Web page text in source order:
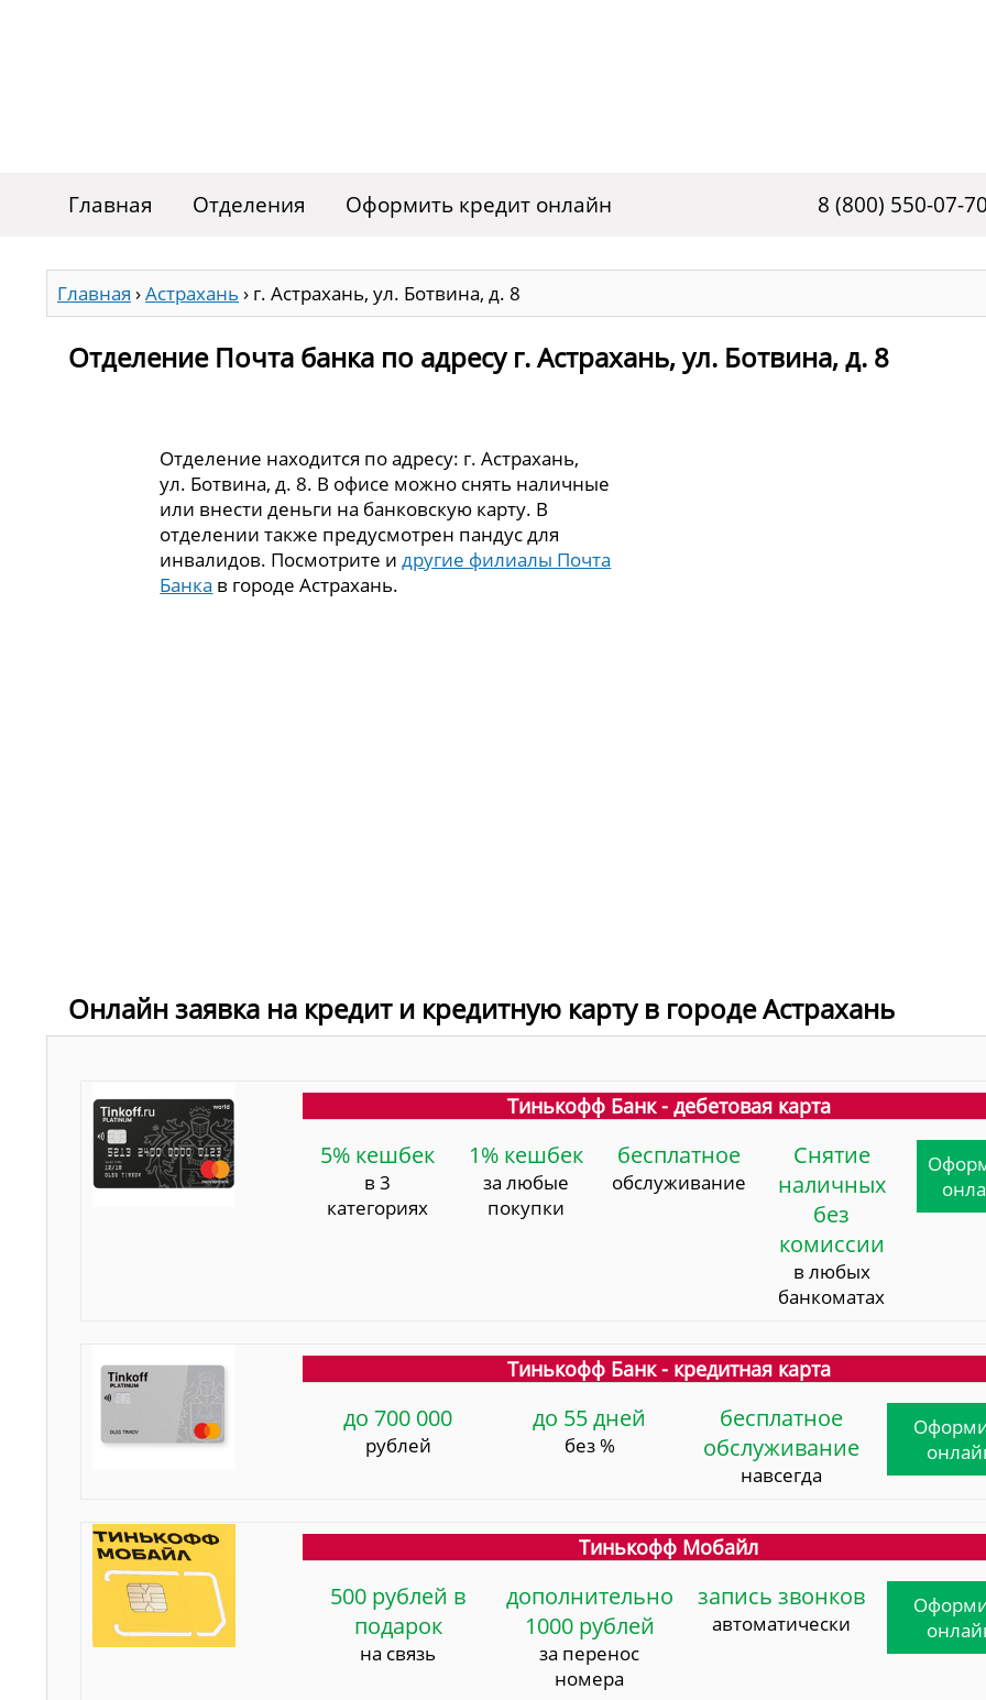
Главная Отделения Оформить кредит онлайн 8 (800) 550-07-70
Главная ›Астрахань › г. Астрахань, ул. Ботвина, д. 8
Отделение Почта банка по адресу г. Астрахань, ул. Ботвина, д. 8
Отделение находится по адресу: г. Астрахань,
ул. Ботвина, д. 8. В офисе можно снять наличные
или внести деньги на банковскую карту. В
отделении также предусмотрен пандус для
инвалидов. Посмотрите идругие филиалы Почта
Банка в городе Астрахань.
Онлайн заявка на кредит и кредитную карту в городе Астрахань
Тинькофф Банк - дебетовая карта
5% кешбек
в 3
категориях
1% кешбек
за любые
покупки
бесплатное
обслуживание
Снятие
наличных
без
комиссии
в любых
банкоматах
Тинькофф Банк - кредитная карта
до 700 000
рублей
до 55 дней
без %
бесплатное
обслуживание
навсегда
Тинькофф Мобайл
500 рублей в
подарок
на связь
дополнительно
1000 рублей
за перенос
номера
запись звонков
автоматически